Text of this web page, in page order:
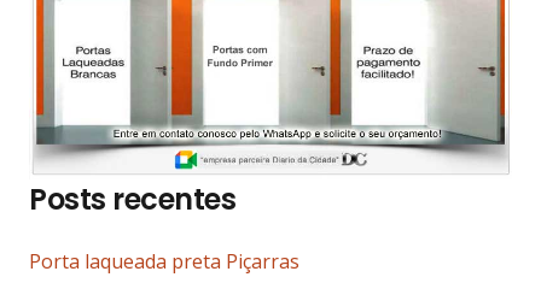
Posts recentes
Porta laqueada preta Piçarras